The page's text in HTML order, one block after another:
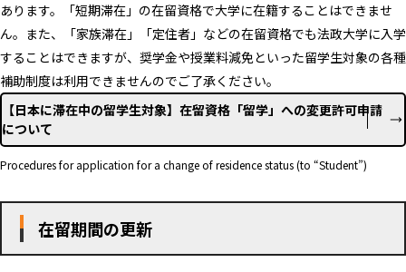
あります。「短期滞在」の在留資格で大学に在籍することはできませ
ん。また、「家族滞在」「定住者」などの在留資格でも法政大学に入学
することはできますが、奨学金や授業料減免といった留学生対象の各種
補助制度は利用できませんのでご了承ください。
【日本に滞在中の留学生対象】在留資格「留学」への変更許可申請
について
Procedures for application for a change of residence status (to “Student”)
在留期間の更新